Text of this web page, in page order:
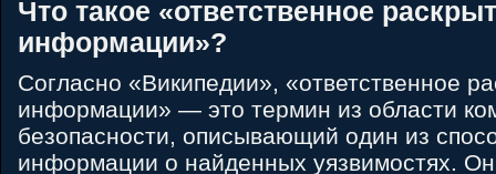
Что такое «ответственное
информации»?
Согласно «Википедии», «ответственное
информации» ― это термин из области
безопасности, описывающий один из
информации о найденных уязвимостях.